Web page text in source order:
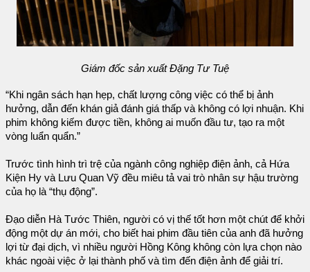
Giám đốc sản xuất Đặng Tư Tuệ
“Khi ngân sách hạn hẹp, chất lượng công việc có thể bị ảnh
hưởng, dẫn đến khán giả đánh giá thấp và không có lợi nhuận. Khi
phim không kiếm được tiền, không ai muốn đầu tư, tạo ra một
vòng luẩn quẩn.”
Trước tình hình trì trệ của ngành công nghiệp điện ảnh, cả Hứa
Kiện Hy và Lưu Quan Vỹ đều miêu tả vai trò nhân sự hậu trường
của họ là “thụ động”.
Đạo diễn Hà Tước Thiên, người có vị thế tốt hơn một chút để khởi
động một dự án mới, cho biết hai phim đầu tiên của anh đã hưởng
lợi từ đại dịch, vì nhiều người Hồng Kông không còn lựa chọn nào
khác ngoài việc ở lại thành phố và tìm đến điện ảnh để giải trí.